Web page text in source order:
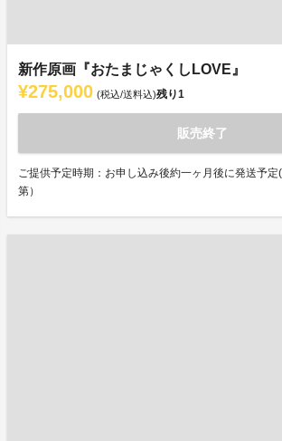
新作原画『おたまじゃくしLOVE』
¥275,000 (税込/送料込)残り1
販売終了
ご提供予定時期：お申し込み後約一ヶ月後に発送予定
第）